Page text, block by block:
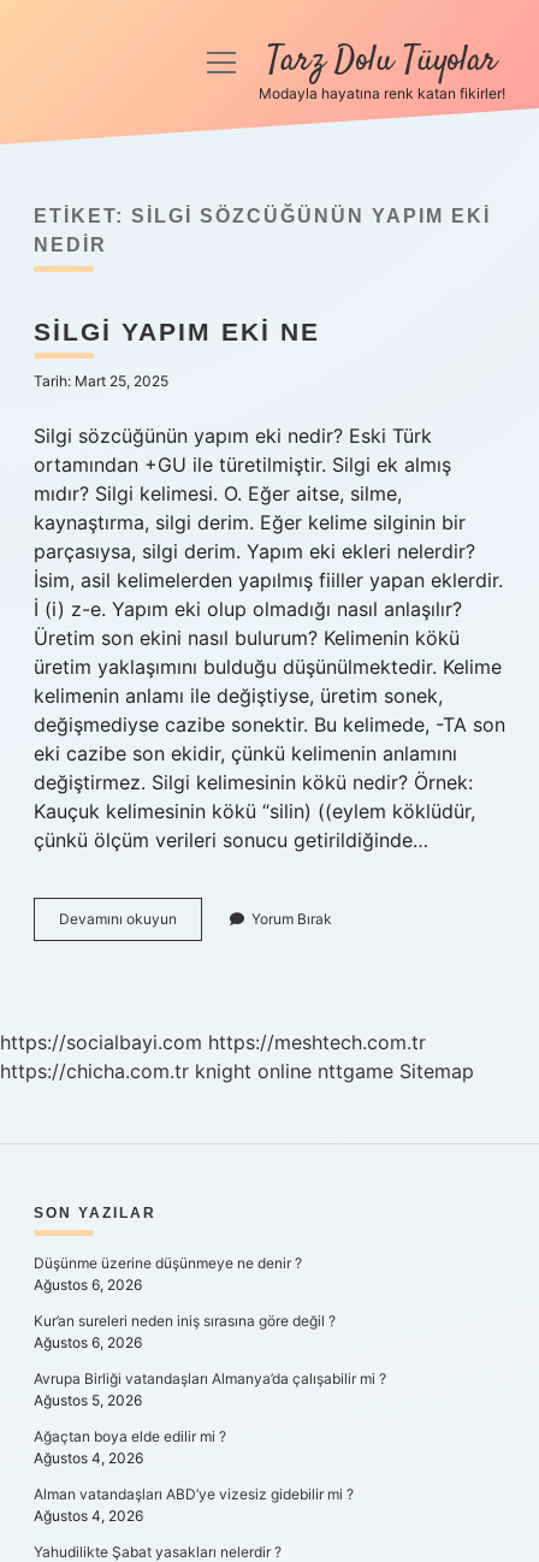
Anasayfa
Yasal Uyarı
menüyüTarz Dolu Tüyolar
Modayla hayatına renk katan fikirler!
ETIKET: SILGI SÖZCÜĞÜNÜN YAPIM EKI
NEDIR
SILGI YAPIM EKI NE
Tarih: Mart 25, 2025
Silgi sözcüğünün yapım eki nedir? Eski Türk
ortamından +GU ile türetilmiştir. Silgi ek almış
mıdır? Silgi kelimesi. O. Eğer aitse, silme,
kaynaştırma, silgi derim. Eğer kelime silginin bir
parçasıysa, silgi derim. Yapım eki ekleri nelerdir?
İsim, asil kelimelerden yapılmış fiiller yapan eklerdir.
İ (i) z-e. Yapım eki olup olmadığı nasıl anlaşılır?
Üretim son ekini nasıl bulurum? Kelimenin kökü
üretim yaklaşımını bulduğu düşünülmektedir. Kelime
kelimenin anlamı ile değiştiyse, üretim sonek,
değişmediyse cazibe sonektir. Bu kelimede, -TA son
eki cazibe son ekidir, çünkü kelimenin anlamını
değiştirmez. Silgi kelimesinin kökü nedir? Örnek:
Kauçuk kelimesinin kökü “silin) ​​((eylem köklüdür,
çünkü ölçüm verileri sonucu getirildiğinde…
Devamını okuyun
Yapım
Yorum Bırak
https://socialbayi.com https://meshtech.com.tr
https://chicha.com.tr knight online nttgame Sitemap
SIDEBAR
SON YAZILAR
Düşünme üzerine düşünmeye ne denir ?
Ağustos 6, 2026
Kur’an sureleri neden iniş sırasına göre değil ?
Ağustos 6, 2026
Avrupa Birliği vatandaşları Almanya’da çalışabilir mi ?
Ağustos 5, 2026
Ağaçtan boya elde edilir mi ?
Ağustos 4, 2026
Alman vatandaşları ABD’ye vizesiz gidebilir mi ?
Ağustos 4, 2026
Yahudilikte Şabat yasakları nelerdir ?